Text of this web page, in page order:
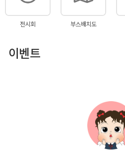
전시회 부스배치도
이벤트